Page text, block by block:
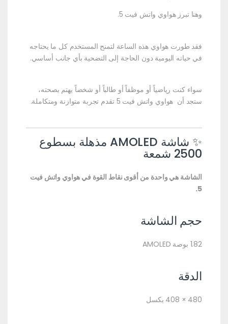
وهنا تبرز هواوي واتش فيت 5.
فقد طورت هواوي هذه الساعة لتمنح المستخدم كل ما يحتاجه
في حياته اليومية دون الحاجة إلى التضحية بأي جانب أساسي.
سواء كنت رياضياً أو موظفاً أو طالباً أو شخصاً يهتم بصحته،
ستجد أن هواوي واتش فيت 5 تقدم تجربة متوازنة ومتكاملة.
✨ شاشة AMOLED مذهلة بسطوع
2500 شمعة
الشاشة هي واحدة من أقوى نقاط القوة في هواوي واتش فيت
5.
حجم الشاشة
1.82 بوصة AMOLED
الدقة
480 × 408 بكسل